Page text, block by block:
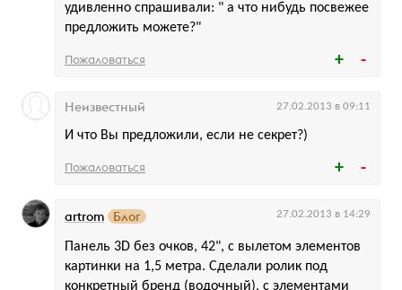
удивленно спрашивали: " а что нибудь посвежее
предложить можете?"
Пожаловаться
И что Вы предложили, если не секрет?)
Неизвестный 27.02.2013 в 09:11
Пожаловаться
Панель 3D без очков, 42", с вылетом элементов
картинки на 1,5 метра. Сделали ролик под
конкретный бренд (водочный), с элементами
artrom Блог 27.02.2013 в 14:29